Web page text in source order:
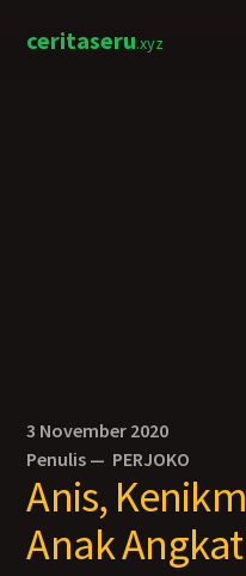
ceritaseru.xyz
3 November 2020
Penulis — PERJOKO
Anis,
Anak